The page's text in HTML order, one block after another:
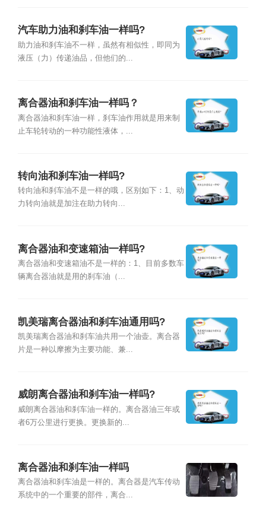
汽车助力油和刹车油一样吗?
助力油和刹车油不一样，虽然有相似性，即同为
液压（力）传递油品，但他们的...
离合器油和刹车油一样吗？
离合器油和刹车油一样，刹车油作用就是用来制
止车轮转动的一种功能性液体，...
转向油和刹车油一样吗?
转向油和刹车油不是一样的哦，区别如下：1、动
力转向油就是加注在助力转向...
离合器油和变速箱油一样吗?
离合器油和变速箱油不是一样的：1、目前多数车
辆离合器油就是用的刹车油（...
凯美瑞离合器油和刹车油通用吗?
凯美瑞离合器油和刹车油共用一个油壶。离合器
片是一种以摩擦为主要功能、兼...
威朗离合器油和刹车油一样吗?
威朗离合器油和刹车油一样的。离合器油三年或
者6万公里进行更换。更换新的...
离合器油和刹车油一样吗
离合器油和刹车油是一样的。离合器是汽车传动
系统中的一个重要的部件，离合...